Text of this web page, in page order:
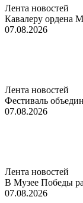
Лента новостей
Кавалеру ордена
07.08.2026
Лента новостей
Фестиваль
07.08.2026
Лента новостей
В Музее Победы
07.08.2026